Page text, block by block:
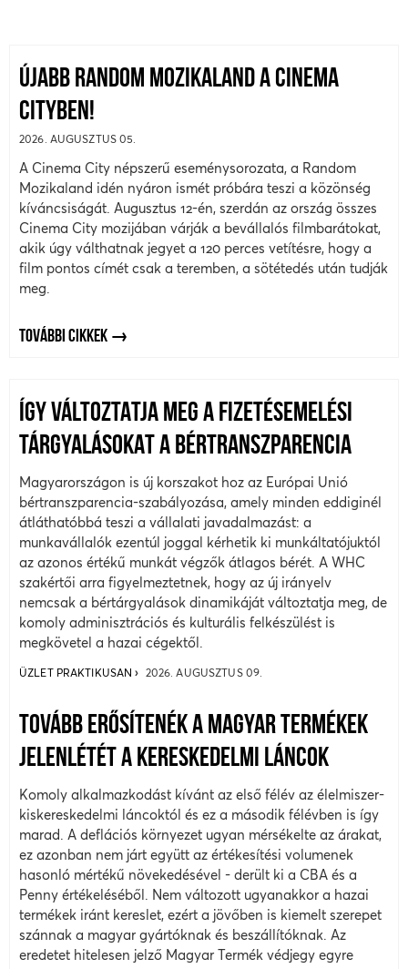
ÚJABB RANDOM MOZIKALAND A CINEMA
CITYBEN!
2026. AUGUSZTUS 05.
A Cinema City népszerű eseménysorozata, a Random
Mozikaland idén nyáron ismét próbára teszi a közönség
kíváncsiságát. Augusztus 12-én, szerdán az ország összes
Cinema City mozijában várják a bevállalós filmbarátokat,
akik úgy válthatnak jegyet a 120 perces vetítésre, hogy a
film pontos címét csak a teremben, a sötétedés után tudják
meg.
TOVÁBBI CIKKEK
ÍGY VÁLTOZTATJA MEG A FIZETÉSEMELÉSI
TÁRGYALÁSOKAT A BÉRTRANSZPARENCIA
Magyarországon is új korszakot hoz az Európai Unió
bértranszparencia-szabályozása, amely minden eddiginél
átláthatóbbá teszi a vállalati javadalmazást: a
munkavállalók ezentúl joggal kérhetik ki munkáltatójuktól
az azonos értékű munkát végzők átlagos bérét. A WHC
szakértői arra figyelmeztetnek, hogy az új irányelv
nemcsak a bértárgyalások dinamikáját változtatja meg, de
komoly adminisztrációs és kulturális felkészülést is
megkövetel a hazai cégektől.
ÜZLET PRAKTIKUSAN 2026. AUGUSZTUS 09.
TOVÁBB ERŐSÍTENÉK A MAGYAR TERMÉKEK
JELENLÉTÉT A KERESKEDELMI LÁNCOK
Komoly alkalmazkodást kívánt az első félév az élelmiszer-
kiskereskedelmi láncoktól és ez a második félévben is így
marad. A deflációs környezet ugyan mérsékelte az árakat,
ez azonban nem járt együtt az értékesítési volumenek
hasonló mértékű növekedésével - derült ki a CBA és a
Penny értékeléséből. Nem változott ugyanakkor a hazai
termékek iránt kereslet, ezért a jövőben is kiemelt szerepet
szánnak a magyar gyártóknak és beszállítóknak. Az
eredetet hitelesen jelző Magyar Termék védjegy egyre